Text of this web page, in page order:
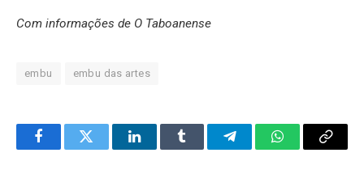
Com informações de O Taboanense
embu embu das artes
FacebookTwitter LinkedInTumblr TelegramWhatsApp
Copy